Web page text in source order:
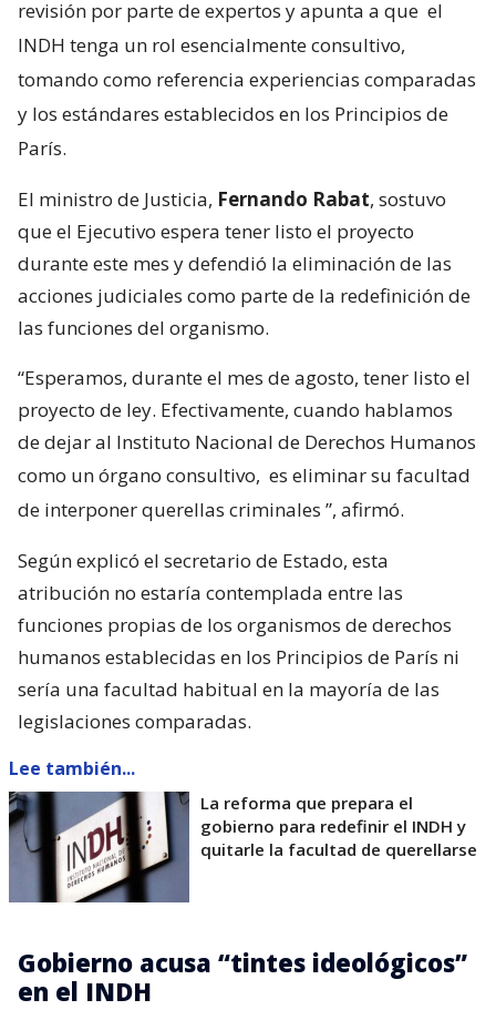
revisión por parte de expertos y apunta a que el
INDH tenga un rol esencialmente consultivo,
tomando como referencia experiencias comparadas
y los estándares establecidos en los Principios de
París.
El ministro de Justicia, Fernando Rabat, sostuvo
que el Ejecutivo espera tener listo el proyecto
durante este mes y defendió la eliminación de las
acciones judiciales como parte de la redefinición de
las funciones del organismo.
“Esperamos, durante el mes de agosto, tener listo el
proyecto de ley. Efectivamente, cuando hablamos
de dejar al Instituto Nacional de Derechos Humanos
como un órgano consultivo, es eliminar su facultad
de interponer querellas criminales ”, afirmó.
Según explicó el secretario de Estado, esta
atribución no estaría contemplada entre las
funciones propias de los organismos de derechos
humanos establecidas en los Principios de París ni
sería una facultad habitual en la mayoría de las
legislaciones comparadas.
Lee también...
La reforma que prepara el
gobierno para redefinir el INDH y
quitarle la facultad de querellarse
Gobierno acusa “tintes ideológicos”
en el INDH